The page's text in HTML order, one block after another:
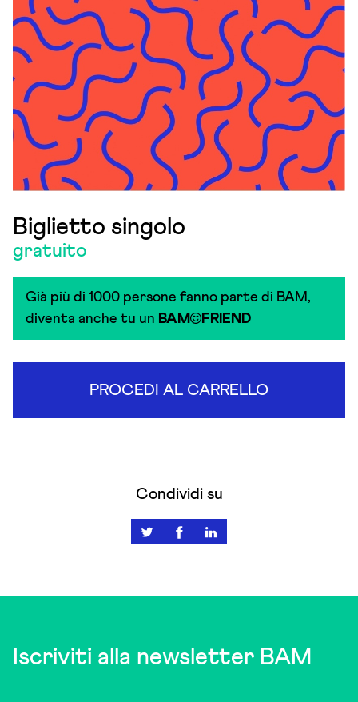
Biglietto singolo
gratuito
Già più di 1000 persone fanno parte di BAM,
diventa anche tu un BAM FRIEND
PROCEDI AL CARRELLO
Condividi su
Iscriviti alla newsletter BAM